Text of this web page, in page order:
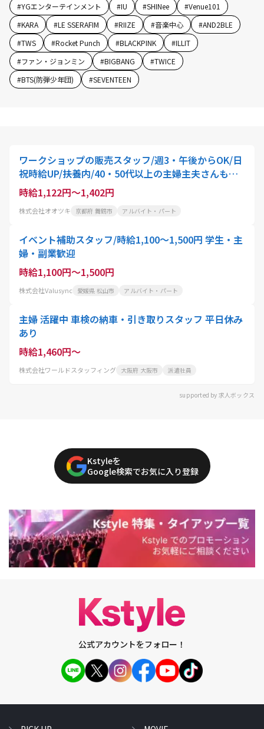
#YGエンターテインメント #IU #SHINee #Venue101
#KARA #LE SSERAFIM #RIIZE #音楽中心 #AND2BLE
#TWS #Rocket Punch #BLACKPINK #ILLIT
#ファン・ジョンミン #BIGBANG #TWICE
#BTS(防弾少年団) #SEVENTEEN
ワークショップの販売スタッフ/週3・午後からOK/日
祝時給UP/扶養内/40・50代以上の主婦主夫さんも歓
迎!/東舞鶴店
時給1,122円～1,402円
株式会社オオツキ 京都府 舞鶴市 アルバイト・パート
イベント補助スタッフ/時給1,100〜1,500円 学生・主
婦・副業歓迎
時給1,100円～1,500円
株式会社Valusync 愛媛県 松山市 アルバイト・パート
主婦 活躍中 車検の納車・引き取りスタッフ 平日休み
あり
時給1,460円～
株式会社ワールドスタッフィング 大阪府 大阪市 派遣社員
supported by 求人ボックス
Kstyleを
Google検索でお気に入り登録
公式アカウントをフォロー！